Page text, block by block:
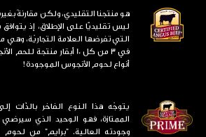
هو منتجنا التقليدي، ولكن مقارنةً بغيره
ليس تقليديًّا على الإطلاق، إذ يتوافق مع
التي تفرضها العلامة التجاريّة، وهي
في 3 من كل 10 أبقار منتجة للحم
أنواع لحوم الأنجوس الموجودة!
يتوجّه هذا النوع الفاخر بالذّات إلى
الممتازة، فهو الوحيد الذي سيرضي
وجودته العالية. "برايم" من لحوم